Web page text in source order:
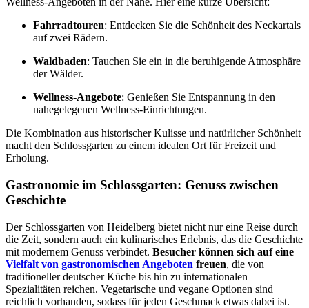
Fahrradtouren: Entdecken Sie die Schönheit des Neckartals
auf zwei Rädern.
Waldbaden: Tauchen Sie ein in die beruhigende Atmosphäre
der Wälder.
Wellness-Angebote: Genießen Sie Entspannung in den
nahegelegenen Wellness-Einrichtungen.
Die Kombination aus historischer Kulisse und natürlicher Schönheit
macht den Schlossgarten zu einem idealen Ort für Freizeit und
Erholung.
Gastronomie im Schlossgarten: Genuss zwischen
Geschichte
Der Schlossgarten von Heidelberg bietet nicht nur eine Reise durch
die Zeit, sondern auch ein kulinarisches Erlebnis, das die Geschichte
mit modernem Genuss verbindet. Besucher können sich auf eine
Vielfalt von gastronomischen Angeboten freuen, die von
traditioneller deutscher Küche bis hin zu internationalen
Spezialitäten reichen. Vegetarische und vegane Optionen sind
reichlich vorhanden, sodass für jeden Geschmack etwas dabei ist.